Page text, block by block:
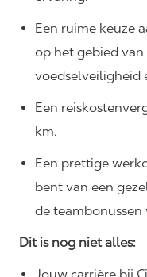
Een ruime keuze
op het gebied
voedselveiligheid
Een
km.
Een prettige
bent van een
de teambonussen
Dit is nog niet alles: